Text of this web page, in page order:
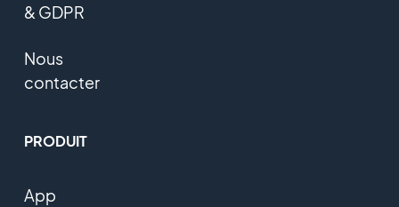
& GDPR
Nous
contacter
PRODUIT
App